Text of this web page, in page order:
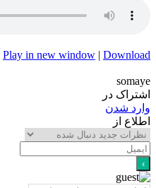
Play in new window | Download
somaye
اشتراک در
وارد شدن
اطلاع از